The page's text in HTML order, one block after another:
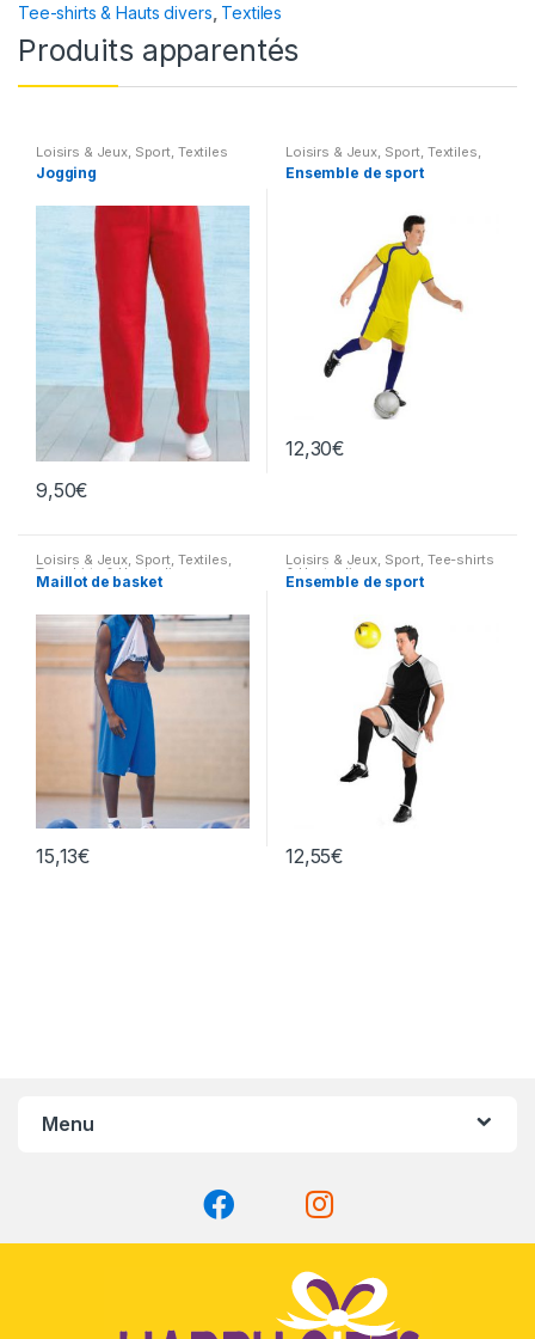
Tee-shirts & Hauts divers Textiles
Produits apparentés
Loisirs & Jeux Sport Textiles
Jogging
9,50€
Loisirs & Jeux Sport Textiles
Tee-shirts & Hauts divers
Ensemble de sport
12,30€
Loisirs & Jeux, Sport, Textiles,
Tee-shirts & Hauts divers
Maillot de basket
15,13€
Loisirs & Jeux, Sport, Tee-shirts
& Hauts divers
Ensemble de sport
12,55€
Menu